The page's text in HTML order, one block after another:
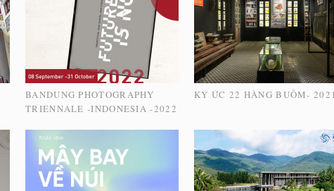
BANDUNG PHOTOGRAPHY
TRIENNALE -INDONESIA -2022
KÝ ỨC 22 HÀNG BUỒM- 2021